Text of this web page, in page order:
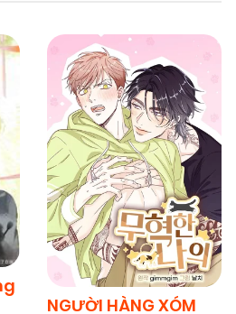
NGƯỜI HÀNG XÓM